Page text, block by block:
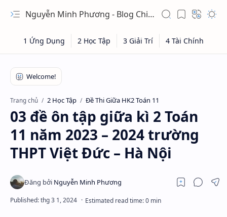
Nguyễn Minh Phương - Blog Chia sẻ Kiến thức Chứng khoán & Tài liệu Toán học
Trang chủ 2 Học Tập Đề Thi Giữa HK2 Toán 11
03 đề ôn tập giữa kì 2 Toán
11 năm 2023 – 2024 trường
THPT Việt Đức – Hà Nội